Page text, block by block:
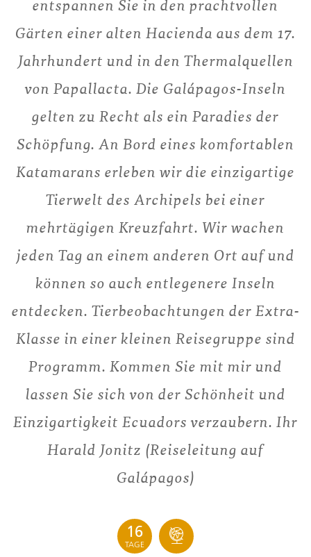
entspannen Sie in den prachtvollen
Gärten einer alten Hacienda aus dem 17.
Jahrhundert und in den Thermalquellen
von Papallacta. Die Galápagos-Inseln
gelten zu Recht als ein Paradies der
Schöpfung. An Bord eines komfortablen
Katamarans erleben wir die einzigartige
Tierwelt des Archipels bei einer
mehrtägigen Kreuzfahrt. Wir wachen
jeden Tag an einem anderen Ort auf und
können so auch entlegenere Inseln
entdecken. Tierbeobachtungen der Extra-
Klasse in einer kleinen Reisegruppe sind
Programm. Kommen Sie mit mir und
lassen Sie sich von der Schönheit und
Einzigartigkeit Ecuadors verzaubern. Ihr
Harald Jonitz (Reiseleitung auf
Galápagos)
16
TAGE